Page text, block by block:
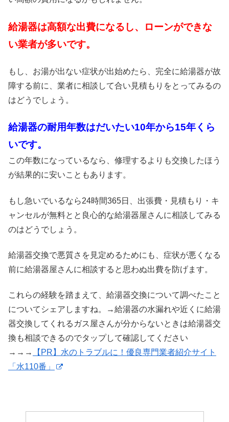
給湯器は高額な出費になるし、ローンができな
い業者が多いです。
もし、お湯が出ない症状が出始めたら、完全に給湯器が故
障する前に、業者に相談して合い見積もりをとってみるの
はどうでしょう。
給湯器の耐用年数はだいたい10年から15年くら
いです。
この年数になっているなら、修理するよりも交換したほう
が結果的に安いこともあります。
もし急いでいるなら24時間365日、出張費・見積もり・キ
ャンセルが無料とと良心的な給湯器屋さんに相談してみる
のはどうでしょう。
給湯器交換で悪質さを見定めるためにも、症状が悪くなる
前に給湯器屋さんに相談すると思わぬ出費を防げます。
これらの経験を踏まえて、給湯器交換について調べたこと
についてシェアしますね。→給湯器の水漏れや近くに給湯
器交換してくれるガス屋さんが分からないときは給湯器交
換も相談できるのでタップして確認してください
→→→
【PR】水のトラブルに！優良専門業者紹介サイト
「水110番」